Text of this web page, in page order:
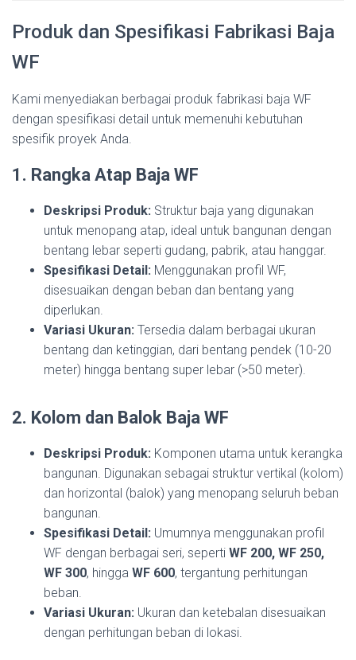
Produk dan Spesifikasi Fabrikasi Baja
WF
Kami menyediakan berbagai produk fabrikasi baja WF
dengan spesifikasi detail untuk memenuhi kebutuhan
spesifik proyek Anda.
1. Rangka Atap Baja WF
Deskripsi Produk: Struktur baja yang digunakan
untuk menopang atap, ideal untuk bangunan dengan
bentang lebar seperti gudang, pabrik, atau hanggar.
Spesifikasi Detail: Menggunakan profil WF,
disesuaikan dengan beban dan bentang yang
diperlukan.
Variasi Ukuran: Tersedia dalam berbagai ukuran
bentang dan ketinggian, dari bentang pendek (10-20
meter) hingga bentang super lebar (>50 meter).
2. Kolom dan Balok Baja WF
Deskripsi Produk: Komponen utama untuk kerangka
bangunan. Digunakan sebagai struktur vertikal (kolom)
dan horizontal (balok) yang menopang seluruh beban
bangunan.
Spesifikasi Detail: Umumnya menggunakan profil
WF dengan berbagai seri, seperti WF 200, WF 250,
WF 300, hingga WF 600, tergantung perhitungan
beban.
Variasi Ukuran: Ukuran dan ketebalan disesuaikan
dengan perhitungan beban di lokasi.